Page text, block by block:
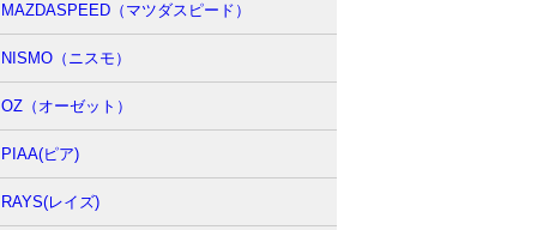
MAZDASPEED（マツダスピード）
NISMO（ニスモ）
OZ（オーゼット）
PIAA(ピア)
RAYS(レイズ)